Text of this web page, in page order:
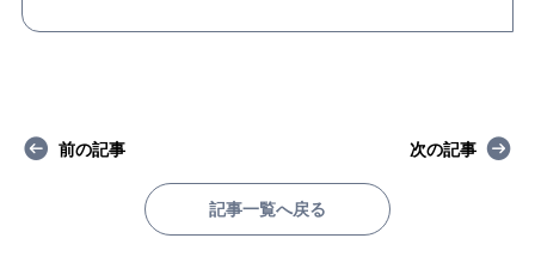
前の記事
記事一覧へ戻る
次の記事